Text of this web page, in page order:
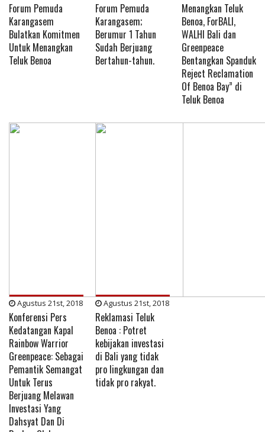
Forum Pemuda
Karangasem
Bulatkan Komitmen
Untuk Menangkan
Teluk Benoa
Forum Pemuda
Karangasem;
Berumur 1 Tahun
Sudah Berjuang
Bertahun-tahun.
Menangkan Teluk
Benoa, ForBALI,
WALHI Bali dan
Greenpeace
Bentangkan Spanduk
Reject Reclamation
Of Benoa Bay” di
Teluk Benoa
Agustus 21st, 2018
Konferensi Pers
Kedatangan Kapal
Rainbow Warrior
Greenpeace: Sebagai
Pemantik Semangat
Untuk Terus
Berjuang Melawan
Investasi Yang
Dahsyat Dan Di
Agustus 21st, 2018
Reklamasi Teluk
Benoa : Potret
kebijakan investasi
di Bali yang tidak
pro lingkungan dan
tidak pro rakyat.